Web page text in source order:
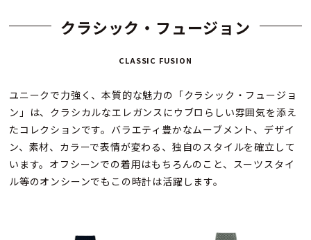
クラシック・フュージョン
CLASSIC FUSION
ユニークで力強く、本質的な魅力の「クラシック・フュージョ
ン」は、クラシカルなエレガンスにウブロらしい雰囲気を添え
たコレクションです。バラエティ豊かなムーブメント、デザイ
ン、素材、カラーで表情が変わる、独自のスタイルを確立して
います。オフシーンでの着用はもちろんのこと、スーツスタイ
ル等のオンシーンでもこの時計は活躍します。